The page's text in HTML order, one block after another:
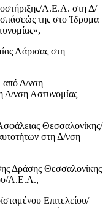
Α.Ε.Α. στη Δ/
της στο Ίδρυμα
Λάρισας στη
Δ/νση
νση Αστυνομίας
Θεσσαλονίκης/
στη Δ/νση
Δράσης Θεσσαλονίκης
Α.Ε.Α.,
Επιτελείου/